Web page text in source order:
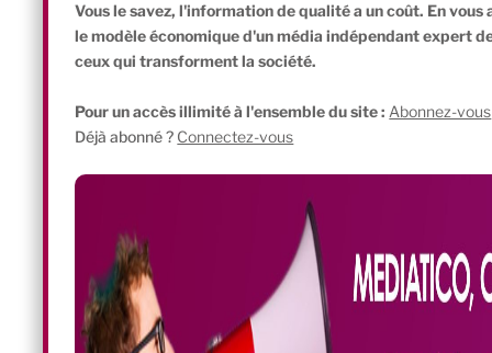
Vous le savez, l'information de qualité a un coût. En
le modèle économique d'un média indépendant expert
ceux qui transforment la société.
Pour un accès illimité à l'ensemble du site : Abonnez-vous
Déjà abonné ? Connectez-vous